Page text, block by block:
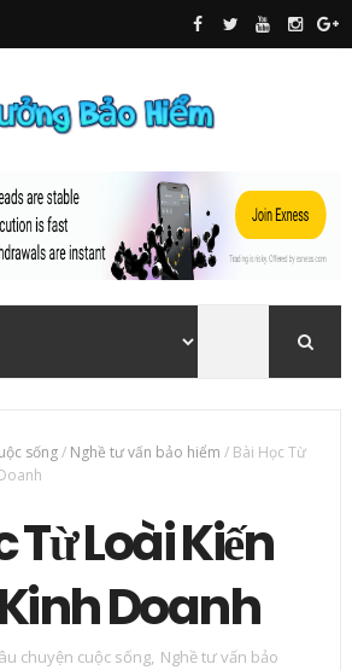
sống/ Nghề tư vấn bảo hiểm / Bài Học Từ
Từ Loài Kiến
Doanh
chuyện cuộc sống, Nghề tư vấn bảo